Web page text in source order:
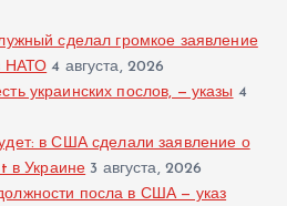
сделал громкое заявление
НАТО 4 августа, 2026
украинских послов, — указы 4
в США сделали заявление о
в Украине 3 августа, 2026
посла в США — указ